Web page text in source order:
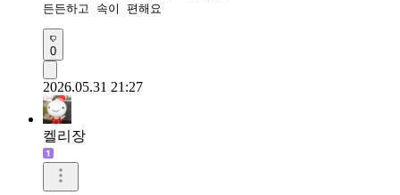
든든하고 속이 편해요
0
2026.05.31 21:27
켈리장